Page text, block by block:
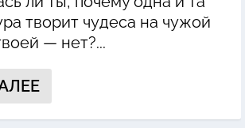
творит чудеса на чужой
— нет?...